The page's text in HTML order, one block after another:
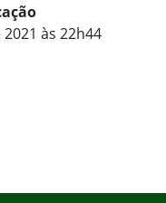
às 22h44